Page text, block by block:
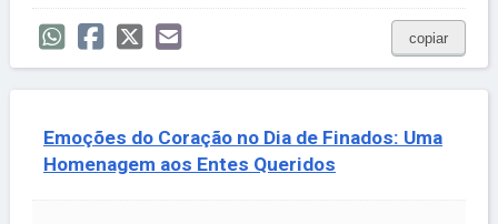
copiar
Emoções do Coração no Dia de Finados: Uma
Homenagem aos Entes Queridos